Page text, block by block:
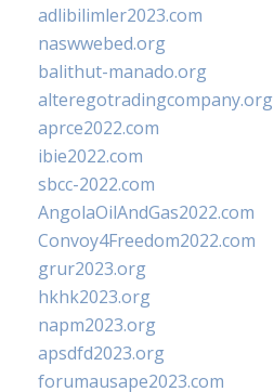
adlibilimler2023.com
naswwebed.org
balithut-manado.org
alteregotradingcompany.org
aprce2022.com
ibie2022.com
sbcc-2022.com
AngolaOilAndGas2022.com
Convoy4Freedom2022.com
grur2023.org
hkhk2023.org
napm2023.org
apsdfd2023.org
forumausape2023.com